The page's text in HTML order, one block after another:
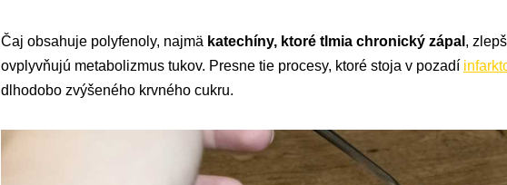
Čaj obsahuje polyfenoly, najmä katechíny, ktoré tlmia chronický zápal ,
ovplyvňujú metabolizmus tukov. Presne tie procesy, ktoré stoja v pozadí
dlhodobo zvýšeného krvného cukru.